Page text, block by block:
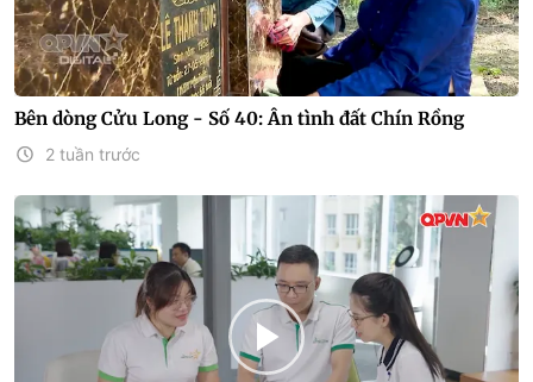
Bên dòng Cửu Long - Số 40: Ân tình đất Chín Rồng
2 tuần trước